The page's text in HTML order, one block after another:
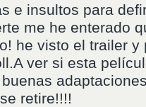
e insultos para
me he enterado
he visto el trailer y
ver si esta
retire!!!!